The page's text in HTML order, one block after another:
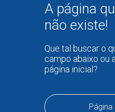
A página
não existe!
Que tal buscar o
campo abaixo ou
página inicial?
Página